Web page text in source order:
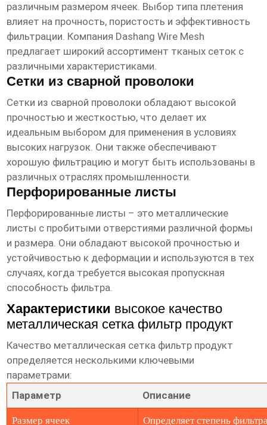
различным размером ячеек. Выбор типа плетения
влияет на прочность, пористость и эффективность
фильтрации. Компания Dashang Wire Mesh
предлагает широкий ассортимент тканых сеток с
различными характеристиками.
Сетки из сварной проволоки
Сетки из сварной проволоки обладают высокой
прочностью и жесткостью, что делает их
идеальным выбором для применения в условиях
высоких нагрузок. Они также обеспечивают
хорошую фильтрацию и могут быть использованы в
различных отраслях промышленности.
Перфорированные листы
Перфорированные листы – это металлические
листы с пробитыми отверстиями различной формы
и размера. Они обладают высокой прочностью и
устойчивостью к деформации и используются в тех
случаях, когда требуется высокая пропускная
способность фильтра.
Характеристики высокое качество
металлическая сетка фильтр продукт
Качество металлическая сетка фильтр продукт
определяется несколькими ключевыми
параметрами:
Параметр
Описание
Размер ячеек Определяет степень